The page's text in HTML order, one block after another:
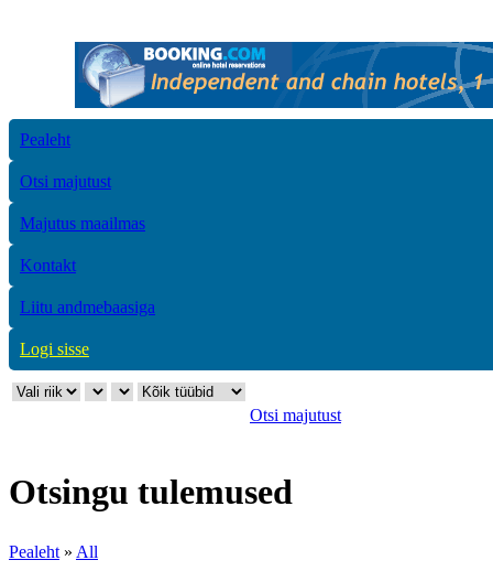
Pealeht
Otsi majutust
Majutus maailmas
Kontakt
Liitu andmebaasiga
Logi sisse
Otsi majutust
Otsingu tulemused
Pealeht » All